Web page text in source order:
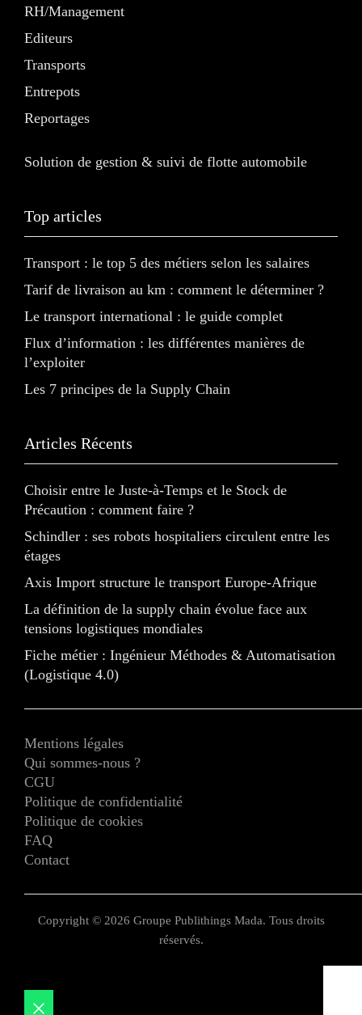
RH/Management
Editeurs
Transports
Entrepots
Reportages
Solution de gestion & suivi de flotte automobile
Top articles
Transport : le top 5 des métiers selon les salaires
Tarif de livraison au km : comment le déterminer ?
Le transport international : le guide complet
Flux d’information : les différentes manières de
l’exploiter
Les 7 principes de la Supply Chain
Articles Récents
Choisir entre le Juste-à-Temps et le Stock de
Précaution : comment faire ?
Schindler : ses robots hospitaliers circulent entre les
étages
Axis Import structure le transport Europe-Afrique
La définition de la supply chain évolue face aux
tensions logistiques mondiales
Fiche métier : Ingénieur Méthodes & Automatisation
(Logistique 4.0)
Mentions légales
Qui sommes-nous ?
CGU
Politique de confidentialité
Politique de cookies
FAQ
Contact
Copyright © 2026 Groupe Publithings Mada. Tous droits
réservés.